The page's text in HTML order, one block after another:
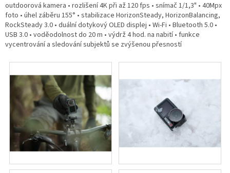
outdoorová kamera • rozlišení 4K při až 120 fps • snímač 1/1,3" • 40Mpx
foto • úhel záběru 155° • stabilizace HorizonSteady, HorizonBalancing,
RockSteady 3.0 • duální dotykový OLED displej • Wi-Fi • Bluetooth 5.0 •
USB 3.0 • voděodolnost do 20 m • výdrž 4 hod. na nabití • funkce
vycentrování a sledování subjektů se zvýšenou přesností